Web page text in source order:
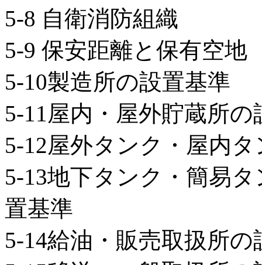
5-8 自衛消防組織
5-9 保安距離と保有空地
5-10製造所の設置基準
5-11屋内・屋外貯蔵所の
5-12屋外タンク・屋内
5-13地下タンク・簡易
置基準
5-14給油・販売取扱所の